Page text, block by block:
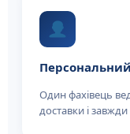
Один фахівець
доставки і